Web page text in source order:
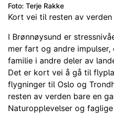
Foto: Terje Rakke
Kort vei til resten av verden
I Brønnøysund er
mer fart og andre impulser,
familie i andre deler av
Det er kort vei å gå til
flygninger til Oslo og
resten av verden bare en
Naturopplevelser og